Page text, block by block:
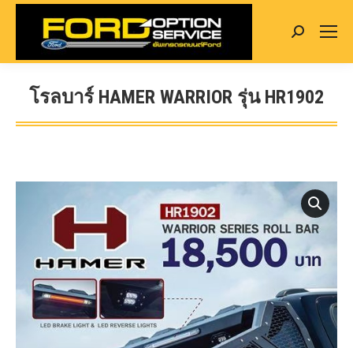
Search:
โรลบาร์ HAMER WARRIOR รุ่น HR1902
You are here: